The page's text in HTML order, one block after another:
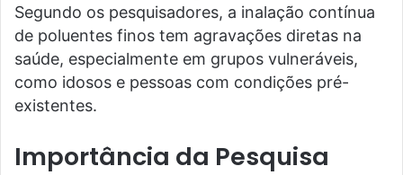
Segundo os pesquisadores, a inalação contínua
de poluentes finos tem agravações diretas na
saúde, especialmente em grupos vulneráveis,
como idosos e pessoas com condições pré-
existentes.
Importância da Pesquisa